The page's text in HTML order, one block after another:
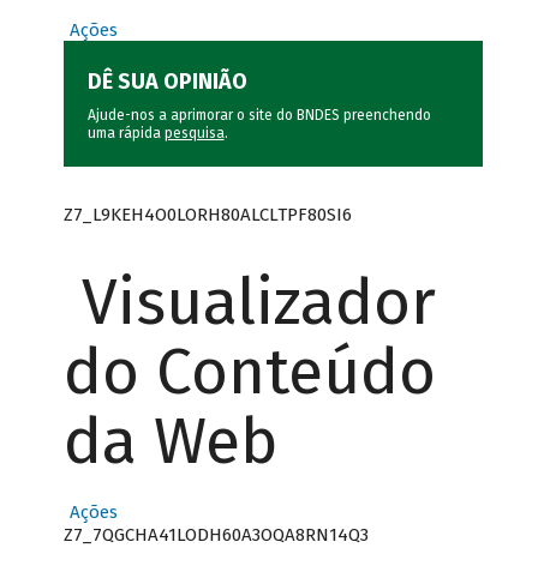
Ações
DÊ SUA OPINIÃO
Ajude-nos a aprimorar o site do BNDES preenchendo
uma rápida pesquisa.
Z7_L9KEH4O0LORH80ALCLTPF80SI6
Visualizador
do Conteúdo
da Web
Ações
Z7_7QGCHA41LODH60A3OQA8RN14Q3